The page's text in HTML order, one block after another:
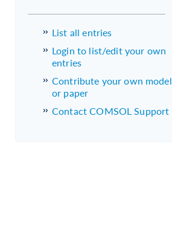
List all entries
Login to list/edit your own
entries
Contribute your own model
or paper
Contact COMSOL Support